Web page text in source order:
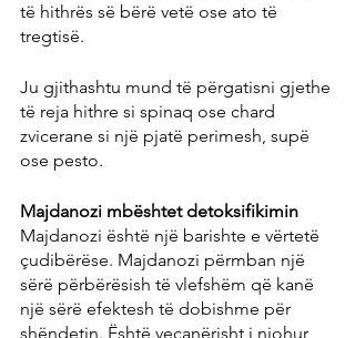
të hithrës së bërë vetë ose ato të
tregtisë.
Ju gjithashtu mund të përgatisni gjethe
të reja hithre si spinaq ose chard
zvicerane si një pjatë perimesh, supë
ose pesto.
Majdanozi mbështet detoksifikimin
Majdanozi është një barishte e vërtetë
çudibërëse. Majdanozi përmban një
sërë përbërësish të vlefshëm që kanë
një sërë efektesh të dobishme për
shëndetin. Është veçanërisht i njohur